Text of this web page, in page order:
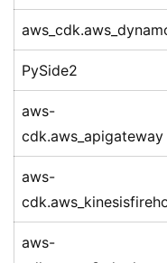
PySide2
aws-
cdk.aws_apigateway
aws-
aws-